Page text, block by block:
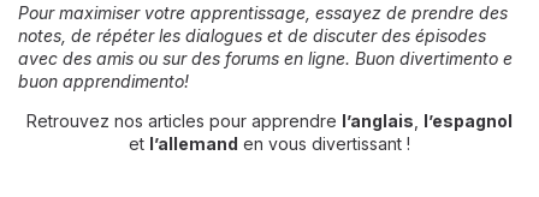
Pour maximiser votre apprentissage, essayez de prendre des
notes, de répéter les dialogues et de discuter des épisodes
avec des amis ou sur des forums en ligne. Buon divertimento e
buon apprendimento!
Retrouvez nos articles pour apprendre l’anglais l’espagnol
et l’allemand en vous divertissant !